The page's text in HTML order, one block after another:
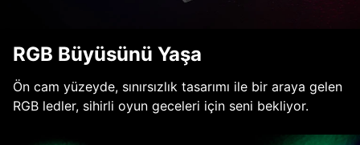
RGB Büyüsünü Yaşa
Ön cam yüzeyde, sınırsızlık tasarımı ile bir araya gelen
RGB ledler, sihirli oyun geceleri için seni bekliyor.